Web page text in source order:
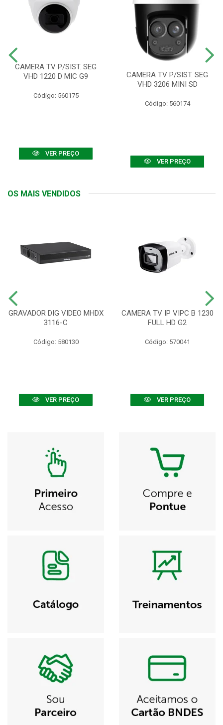
CAMERA TV P/SIST. SEG
VHD 1220 D MIC G9
Código: 560175
VER PREÇO
CAMERA TV P/SIST. SEG
VHD 3206 MINI SD
Código: 560174
VER PREÇO
OS MAIS VENDIDOS
GRAVADOR DIG VIDEO MHDX
3116-C
Código: 580130
VER PREÇO
CAMERA TV IP VIPC B 1230
FULL HD G2
Código: 570041
VER PREÇO